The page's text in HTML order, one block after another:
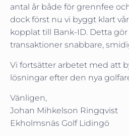
antal år både för grennfee
dock först nu vi byggt klart
kopplat till Bank-ID. Detta
transaktioner snabbare,
Vi fortsätter arbetet med att
lösningar efter den nya
Vänligen,
Johan Mihkelson Ringqvist
Ekholmsnäs Golf Lidingö